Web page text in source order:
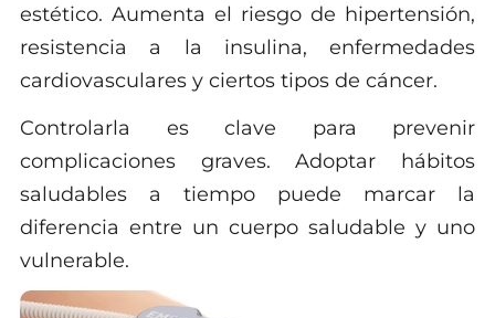
estético. Aumenta el riesgo de hipertensión,
resistencia a la insulina, enfermedades
cardiovasculares y ciertos tipos de cáncer.
Controlarla es clave para prevenir
complicaciones graves. Adoptar hábitos
saludables a tiempo puede marcar la
diferencia entre un cuerpo saludable y uno
vulnerable.